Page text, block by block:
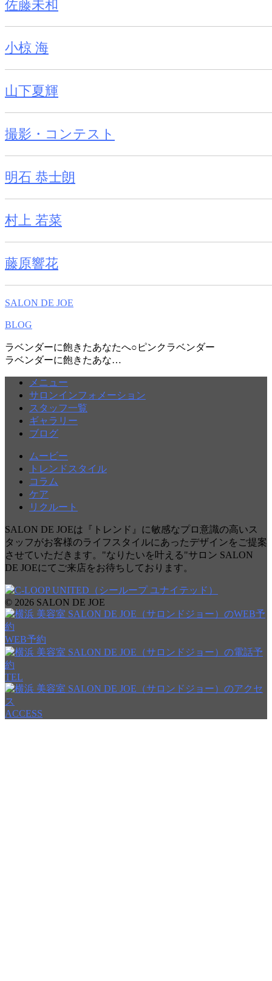
佐藤未和
小椋 海
山下夏輝
撮影・コンテスト
明石 恭士朗
村上 若菜
藤原響花
SALON DE JOE
BLOG
ラベンダーに飽きたあなたへ○ピンクラベンダー
ラベンダーに飽きたあな…
メニュー
サロンインフォメーション
スタッフ一覧
ギャラリー
ブログ
ムービー
トレンドスタイル
コラム
ケア
リクルート
SALON DE JOEは『トレンド』に敏感なプロ意識の高いス
タッフがお客様のライフスタイルにあったデザインをご提案
させていただきます。"なりたいを叶える"サロン SALON
DE JOEにてご来店をお待ちしております。
© 2026 SALON DE JOE
WEB予約
TEL
ACCESS